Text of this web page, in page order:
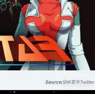
SNK官方Twitter